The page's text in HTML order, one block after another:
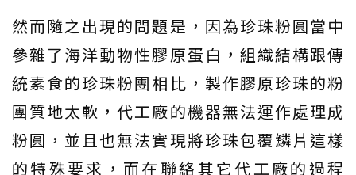
然而隨之出現的問題是，因為珍珠粉圓當中
參雜了海洋動物性膠原蛋白，組織結構跟傳
統素食的珍珠粉團相比，製作膠原珍珠的粉
團質地太軟，代工廠的機器無法運作處理成
粉圓，並且也無法實現將珍珠包覆鱗片這樣
的特殊要求，而在聯絡其它代工廠的過程